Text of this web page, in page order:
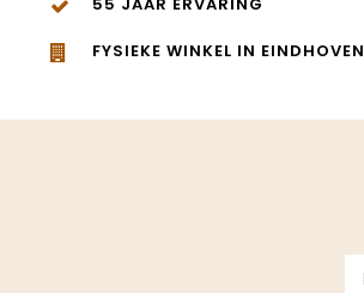
FYSIEKE WINKEL IN EINDHOVEN